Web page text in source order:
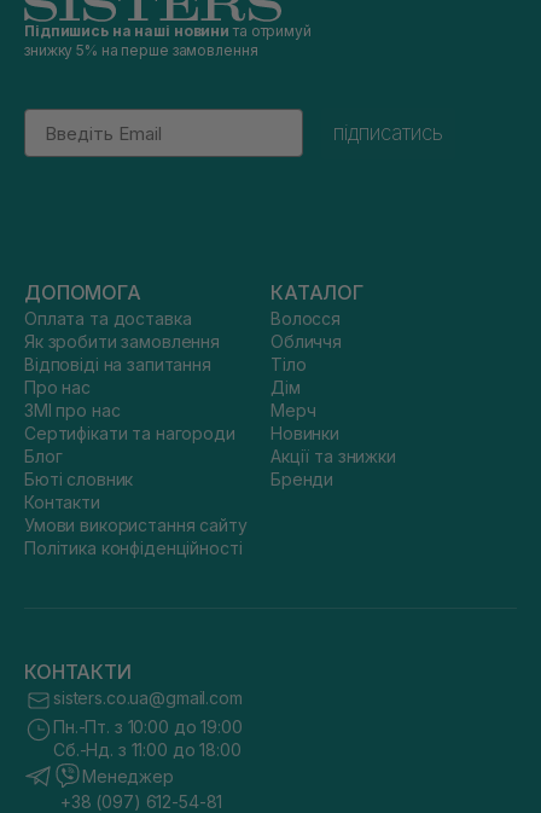
Підпишись на наші новини та отримуй
знижку 5% на перше замовлення
Email
підписатись
ДОПОМОГА
Оплата та доставка
Як зробити замовлення
Відповіді на запитання
Про нас
ЗМІ про нас
Сертифікати та нагороди
Блог
Бюті словник
Контакти
Умови використання сайту
Політика конфіденційності
КАТАЛОГ
Волосся
Обличчя
Тіло
Дім
Мерч
Новинки
Акції та знижки
Бренди
КОНТАКТИ
sisters.co.ua@gmail.com
Пн.-Пт. з 10:00 до 19:00
Сб.-Нд. з 11:00 до 18:00
Менеджер
+38 (097) 612-54-81